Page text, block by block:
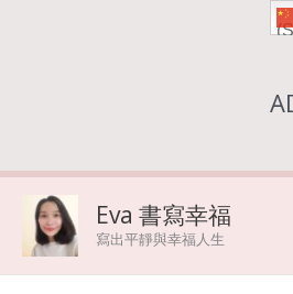
Eva 書寫幸福
寫出平靜與幸福人生